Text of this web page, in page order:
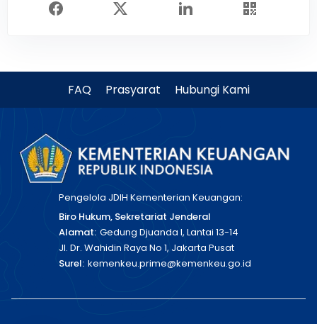
FAQ Prasyarat Hubungi Kami
Pengelola JDIH Kementerian Keuangan:
Biro Hukum, Sekretariat Jenderal
Alamat: Gedung Djuanda I, Lantai 13-14
Jl. Dr. Wahidin Raya No 1, Jakarta Pusat
Surel: kemenkeu.prime@kemenkeu.go.id